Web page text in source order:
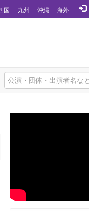
国 九州 沖縄 海外